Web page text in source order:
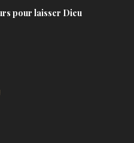
pour laisser Dieu